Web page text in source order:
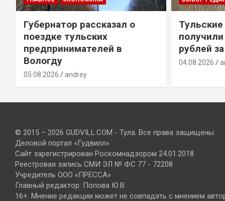
Губернатор рассказал о
поездке тульских
предпринимателей в
Вологду
05.08.2026 andrey
рублей
04.08.2026
© 2015 – 2026 GUDVILL.COM - Тула. Все права защищены.
Деловой портал «Гудвилл»
Сайт зарегистрирован Роскомнадзором 24.01.2018
Реестровая запись СМИ ЭЛ № ФС 77 - 72208
Учредитель ООО «ПРЕССА»
Главный редактор: Попова Ю.В.
16+. Мнение редакции может не совпадать с мнением